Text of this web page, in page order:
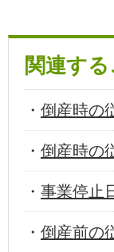
関連す
・ 倒産時の
・ 倒産時の
・ 事業停止
・ 倒産前の